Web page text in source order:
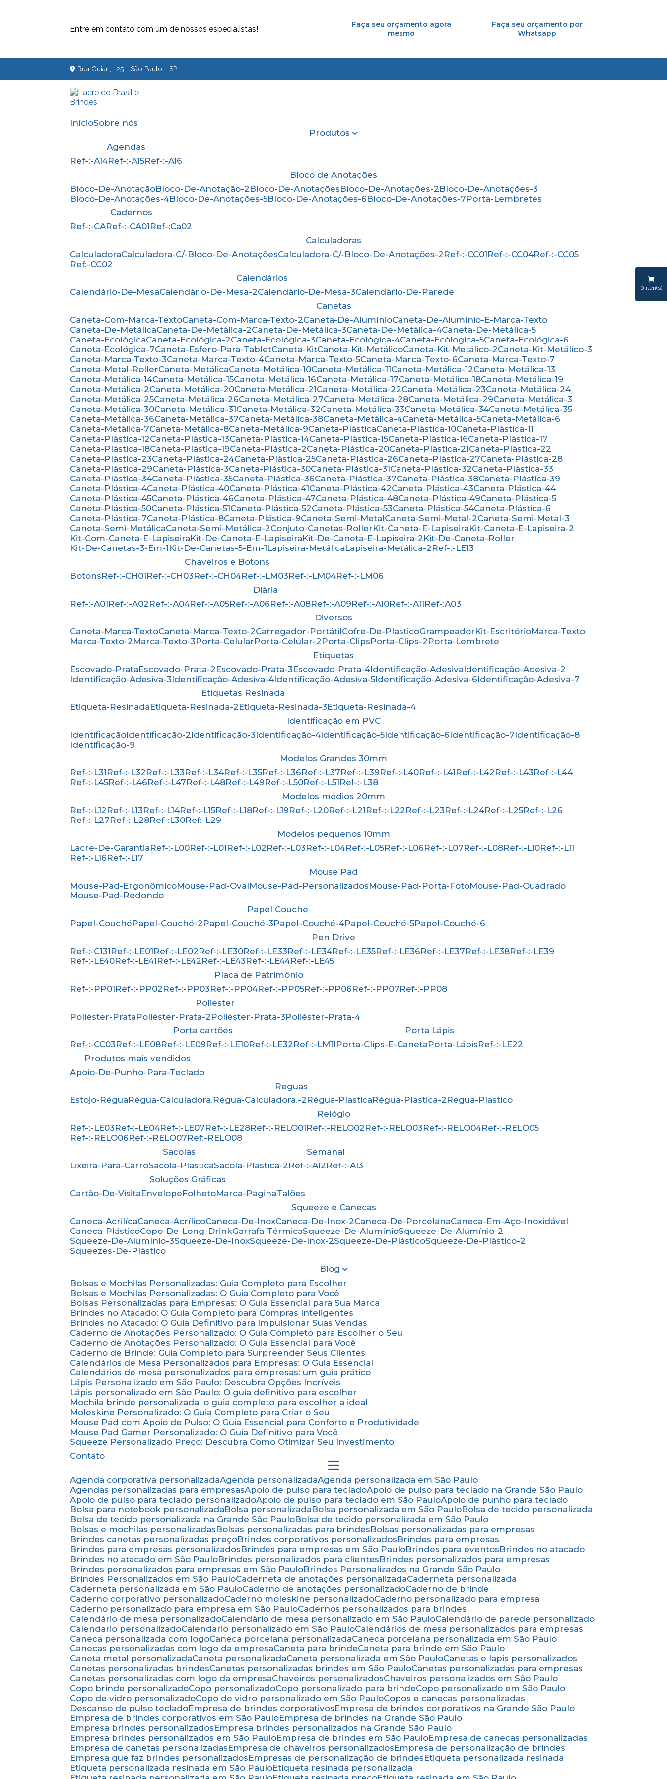
Entre em contato com um de nossos especialistas!
Faça seu orçamento agora
mesmo
Faça seu orçamento por
Whatsapp
Rua Guian, 125 - São Paulo - SP
Início Sobre nós
Produtos
Agendas
Ref-:-A14
Ref-:-A15
Ref-:-A16
Bloco de Anotações
Bloco-De-Anotação
Bloco-De-Anotação-2 Bloco-De-Anotações Bloco-De-Anotações-2
Bloco-De-Anotações-3
Bloco-De-Anotações-4
Bloco-De-Anotações-5 Bloco-De-Anotações-6 Bloco-De-Anotações-7
Porta-Lembretes
Cadernos
Ref-:-CA
Ref-:-CA01
Ref-:Ca02
Calculadoras
Calculadora
Calculadora-C/-Bloco-De-Anotações Calculadora-C/-Bloco-De-Anotações-2 Ref-:-CC01 Ref-:-CC04
Ref-:-CC05
Ref:-CC02
Calendários
Calendário-De-Mesa
Calendário-De-Mesa-2 Calendário-De-Mesa-3
Calendário-De-Parede
Canetas
Caneta-Com-Marca-Texto
Caneta-Com-Marca-Texto-2 Caneta-De-Alumínio
Caneta-De-Alumínio-E-Marca-Texto
Caneta-De-Metálica
Caneta-De-Metálica-2 Caneta-De-Metálica-3 Caneta-De-Metálica-4
Caneta-De-Metálica-5
Caneta-Ecológica
Caneta-Ecológica-2 Caneta-Ecológica-3 Caneta-Ecológica-4 Caneta-Ecólogica-5
Caneta-Ecológica-6
Caneta-Ecológica-7
Caneta-Esfero-Para-Tablet Caneta-Kit Caneta-Kit-Metálico Caneta-Kit-Metálico-2
Caneta-Kit-Metálico-3
Caneta-Marca-Texto-3
Caneta-Marca-Texto-4 Caneta-Marca-Texto-5 Caneta-Marca-Texto-6
Caneta-Marca-Texto-7
Caneta-Metal-Roller
Caneta-Metálica Caneta-Metálica-10 Caneta-Metálica-11 Caneta-Metálica-12
Caneta-Metálica-13
Caneta-Metálica-14
Caneta-Metálica-15 Caneta-Metálica-16 Caneta-Metálica-17 Caneta-Metálica-18
Caneta-Metálica-19
Caneta-Metálica-2
Caneta-Metálica-20 Caneta-Metálica-21 Caneta-Metálica-22 Caneta-Metálica-23
Caneta-Metálica-24
Caneta-Metálica-25
Caneta-Metálica-26 Caneta-Metálica-27 Caneta-Metálica-28 Caneta-Metálica-29
Caneta-Metálica-3
Caneta-Metálica-30
Caneta-Metálica-31 Caneta-Metálica-32 Caneta-Metálica-33 Caneta-Metálica-34
Caneta-Metálica-35
Caneta-Metálica-36
Caneta-Metálica-37 Caneta-Metálica-38 Caneta-Metálica-4 Caneta-Metálica-5
Caneta-Metálica-6
Caneta-Metálica-7
Caneta-Metálica-8 Caneta-Metálica-9 Caneta-Plástica Caneta-Plástica-10
Caneta-Plástica-11
Caneta-Plástica-12
Caneta-Plástica-13 Caneta-Plástica-14 Caneta-Plástica-15 Caneta-Plástica-16
Caneta-Plástica-17
Caneta-Plástica-18
Caneta-Plástica-19 Caneta-Plástica-2 Caneta-Plástica-20 Caneta-Plástica-21
Caneta-Plástica-22
Caneta-Plástica-23
Caneta-Plástica-24 Caneta-Plástica-25 Caneta-Plástica-26 Caneta-Plástica-27
Caneta-Plástica-28
Caneta-Plástica-29
Caneta-Plástica-3 Caneta-Plástica-30 Caneta-Plástica-31 Caneta-Plástica-32
Caneta-Plástica-33
Caneta-Plástica-34
Caneta-Plástica-35 Caneta-Plástica-36 Caneta-Plástica-37 Caneta-Plástica-38
Caneta-Plástica-39
Caneta-Plástica-4
Caneta-Plástica-40 Caneta-Plástica-41 Caneta-Plástica-42 Caneta-Plástica-43
Caneta-Plástica-44
Caneta-Plástica-45
Caneta-Plástica-46 Caneta-Plástica-47 Caneta-Plástica-48 Caneta-Plástica-49
Caneta-Plástica-5
Caneta-Plástica-50
Caneta-Plástica-51 Caneta-Plástica-52 Caneta-Plástica-53 Caneta-Plástica-54
Caneta-Plástica-6
Caneta-Plástica-7
Caneta-Plástica-8 Caneta-Plástica-9 Caneta-Semi-Metal Caneta-Semi-Metal-2
Caneta-Semi-Metal-3
Caneta-Semi-Metálica
Caneta-Semi-Metálica-2 Conjuto-Canetas-Roller Kit-Caneta-E-Lapiseira
Kit-Caneta-E-Lapiseira-2
Kit-Com-Caneta-E-Lapiseira
Kit-De-Caneta-E-Lapiseira Kit-De-Caneta-E-Lapiseira-2
Kit-De-Caneta-Roller
Kit-De-Canetas-3-Em-1
Kit-De-Canetas-5-Em-1 Lapiseira-Metálica Lapiseira-Metálica-2
Ref-:-LE13
Chaveiros e Botons
Botons
Ref-:-CH01 Ref-:-CH03 Ref-:-CH04 Ref-:-LM03 Ref-:-LM04
Ref-:-LM06
Diária
Ref-:-A01
Ref-:-A02 Ref-:-A04 Ref-:-A05 Ref-:-A06 Ref-:-A08 Ref-:-A09 Ref-:-A10 Ref-:-A11
Ref-:A03
Diversos
Caneta-Marca-Texto
Caneta-Marca-Texto-2 Carregador-Portátil Cofre-De-Plastico Grampeador Kit-Escritório
Marca-Texto
Marca-Texto-2
Marca-Texto-3 Porta-Celular Porta-Celular-2 Porta-Clips Porta-Clips-2
Porta-Lembrete
Etiquetas
Escovado-Prata
Escovado-Prata-2 Escovado-Prata-3 Escovado-Prata-4 Identificação-Adesiva Identificação-Adesiva-2
Identificação-Adesiva-3 Identificação-Adesiva-4 Identificação-Adesiva-5 Identificação-Adesiva-6 Identificação-Adesiva-7
Etiquetas Resinada
Etiqueta-Resinada
Etiqueta-Resinada-2 Etiqueta-Resinada-3
Etiqueta-Resinada-4
Identificação em PVC
Identificação Identificação-2 Identificação-3 Identificação-4 Identificação-5 Identificação-6 Identificação-7 Identificação-8
Identificação-9
Modelos Grandes 30mm
Ref-:-L31
Ref-:-L32 Ref-:-L33 Ref-:-L34 Ref-:-L35 Ref-:-L36 Ref-:-L37 Ref-:-L39 Ref-:-L40 Ref-:-L41 Ref-:-L42 Ref-:-L43
Ref-:-L44
Ref-:-L45
Ref-:-L46 Ref-:-L47 Ref-:-L48 Ref-:-L49 Ref-:-L50 Ref-:-L51
Rel-:-L38
Modelos médios 20mm
Ref-:-L12
Ref-:-L13 Ref-:-L14 Ref-:-L15 Ref-:-L18 Ref-:-L19 Ref-:-L20 Ref-:-L21 Ref-:-L22 Ref-:-L23 Ref-:-L24 Ref-:-L25
Ref-:-L26
Ref-:-L27
Ref-:-L28 Ref-:L30
Ref:-L29
Modelos pequenos 10mm
Lacre-De-Garantia
Ref-:-L00 Ref-:-L01 Ref-:-L02 Ref-:-L03 Ref-:-L04 Ref-:-L05 Ref-:-L06 Ref-:-L07 Ref-:-L08 Ref-:-L10
Ref-:-L11
Ref-:-L16
Ref-:-L17
Mouse Pad
Mouse-Pad-Ergonômico
Mouse-Pad-Oval Mouse-Pad-Personalizados Mouse-Pad-Porta-Foto
Mouse-Pad-Quadrado
Mouse-Pad-Redondo
Papel Couche
Papel-Couché
Papel-Couché-2 Papel-Couché-3 Papel-Couché-4 Papel-Couché-5
Papel-Couché-6
Pen Drive
Ref-:-C131
Ref-:-LE01 Ref-:-LE02 Ref-:-LE30 Ref-:-LE33 Ref-:-LE34 Ref-:-LE35 Ref-:-LE36 Ref-:-LE37 Ref-:-LE38
Ref-:-LE39
Ref-:-LE40
Ref-:-LE41 Ref-:-LE42 Ref-:-LE43 Ref-:-LE44
Ref-:-LE45
Placa de Patrimônio
Ref-:-PP01
Ref-:-PP02 Ref-:-PP03 Ref-:-PP04 Ref-:-PP05 Ref-:-PP06 Ref-:-PP07
Ref-:-PP08
Poliester
Poliéster-Prata
Poliéster-Prata-2 Poliéster-Prata-3
Poliéster-Prata-4
Porta cartões
Ref-:-CC03
Ref-:-LE08 Ref-:-LE09 Ref-:-LE10 Ref-:-LE32 Ref-:-LM11
Porta Lápis
Porta-Clips-E-Caneta
Porta-Lápis
Ref-:-LE22
Produtos mais vendidos
Apoio-De-Punho-Para-Teclado
Reguas
Estojo-Régua
Régua-Calculadora. Régua-Calculadora.-2 Régua-Plastica Régua-Plastica-2
Régua-Plastico
Relógio
Ref-:-LE03
Ref-:-LE04 Ref-:-LE07 Ref-:-LE28 Ref-:-RELO01 Ref-:-RELO02 Ref-:-RELO03 Ref-:-RELO04
Ref-:-RELO05
Ref-:-RELO06
Ref-:-RELO07
Ref:-RELO08
Sacolas
Lixeira-Para-Carro Sacola-Plastica Sacola-Plastica-2
Semanal
Ref-:-A12
Ref-:-A13
Soluções Gráficas
Cartão-De-Visita
Envelope Folheto Marca-Pagina
Talões
Squeeze e Canecas
Caneca-Acrilíca
Caneca-Acrílico Caneca-De-Inox Caneca-De-Inox-2 Caneca-De-Porcelana
Caneca-Em-Aço-Inoxidável
Caneca-Plástico
Copo-De-Long-Drink Garrafa-Térmica Squeeze-De-Alumínio Squeeze-De-Alumínio-2
Squeeze-De-Alumínio-3 Squeeze-De-Inox Squeeze-De-Inox-2 Squeeze-De-Plástico Squeeze-De-Plástico-2
Squeezes-De-Plástico
Blog
Bolsas e Mochilas Personalizadas: Guia Completo para Escolher
Bolsas e Mochilas Personalizadas: O Guia Completo para Você
Bolsas Personalizadas para Empresas: O Guia Essencial para Sua Marca
Brindes no Atacado: O Guia Completo para Compras Inteligentes
Brindes no Atacado: O Guia Definitivo para Impulsionar Suas Vendas
Caderno de Anotações Personalizado: O Guia Completo para Escolher o Seu
Caderno de Anotações Personalizado: O Guia Essencial para Você
Caderno de Brinde: Guia Completo para Surpreender Seus Clientes
Calendários de Mesa Personalizados para Empresas: O Guia Essencial
Calendários de mesa personalizados para empresas: um guia prático
Lápis Personalizado em São Paulo: Descubra Opções Incríveis
Lápis personalizado em São Paulo: O guia definitivo para escolher
Mochila brinde personalizada: o guia completo para escolher a ideal
Moleskine Personalizado: O Guia Completo para Criar o Seu
Mouse Pad com Apoio de Pulso: O Guia Essencial para Conforto e Produtividade
Mouse Pad Gamer Personalizado: O Guia Definitivo para Você
Squeeze Personalizado Preço: Descubra Como Otimizar Seu Investimento
Contato
Agenda corporativa personalizada Agenda personalizada Agenda personalizada em São Paulo
Agendas personalizadas para empresas Apoio de pulso para teclado Apoio de pulso para teclado na Grande São Paulo
Apoio de pulso para teclado personalizado Apoio de pulso para teclado em São Paulo Apoio de punho para teclado
Bolsa para notebook personalizada
Bolsa personalizada Bolsa personalizada em São Paulo
Bolsa de tecido personalizada
Bolsa de tecido personalizada na Grande São Paulo
Bolsa de tecido personalizada em São Paulo
Bolsas e mochilas personalizadas
Bolsas personalizadas para brindes
Bolsas personalizadas para empresas
Brindes canetas personalizadas preço
Brindes corporativos personalizados
Brindes para empresas
Brindes para empresas personalizados
Brindes para empresas em São Paulo Brindes para eventos
Brindes no atacado
Brindes no atacado em São Paulo
Brindes personalizados para clientes
Brindes personalizados para empresas
Brindes personalizados para empresas em São Paulo
Brindes Personalizados na Grande São Paulo
Brindes Personalizados em São Paulo
Caderneta de anotações personalizada
Caderneta personalizada
Caderneta personalizada em São Paulo
Caderno de anotações personalizado
Caderno de brinde
Caderno corporativo personalizado
Caderno moleskine personalizado
Caderno personalizado para empresa
Caderno personalizado para empresa em São Paulo
Cadernos personalizados para brindes
Calendário de mesa personalizado
Calendário de mesa personalizado em São Paulo
Calendário de parede personalizado
Calendario personalizado
Calendario personalizado em São Paulo
Calendários de mesa personalizados para empresas
Caneca personalizada com logo
Caneca porcelana personalizada
Caneca porcelana personalizada em São Paulo
Canecas personalizadas com logo da empresa
Caneta para brinde
Caneta para brinde em São Paulo
Caneta metal personalizada
Caneta personalizada Caneta personalizada em São Paulo
Canetas e lapis personalizados
Canetas personalizadas brindes
Canetas personalizadas brindes em São Paulo
Canetas personalizadas para empresas
Canetas personalizadas com logo da empresa
Chaveiros personalizados
Chaveiros personalizados em São Paulo
Copo brinde personalizado
Copo personalizado Copo personalizado para brinde
Copo personalizado em São Paulo
Copo de vidro personalizado
Copo de vidro personalizado em São Paulo
Copos e canecas personalizadas
Descanso de pulso teclado
Empresa de brindes corporativos
Empresa de brindes corporativos na Grande São Paulo
Empresa de brindes corporativos em São Paulo
Empresa de brindes na Grande São Paulo
Empresa brindes personalizados
Empresa brindes personalizados na Grande São Paulo
Empresa brindes personalizados em São Paulo
Empresa de brindes em São Paulo
Empresa de canecas personalizadas
Empresa de canetas personalizadas
Empresa de chaveiros personalizados
Empresa de personalização de brindes
Empresa que faz brindes personalizados
Empresas de personalização de brindes
Etiqueta personalizada resinada
Etiqueta personalizada resinada em São Paulo Etiqueta resinada personalizada
0 iten(s)